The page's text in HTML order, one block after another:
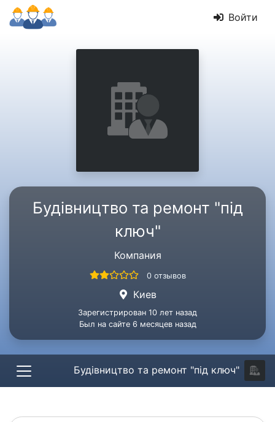
Войти
Будівництво та ремонт "під
ключ"
Компания
0 отзывов
Киев
Зарегистрирован 10 лет назад
Был на сайте 6 месяцев назад
Будівництво та ремонт "під ключ"